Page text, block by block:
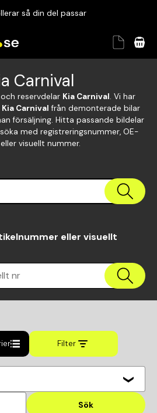
så din del passar
passform
Carnival
reservdelar Kia Carnival. Vi har
Kia Carnival från demonterade bilar
försäljning. Hitta passande bildelar
med registreringsnummer, OE-
visuellt nummer.
eller visuellt
nr
Filter
Sök